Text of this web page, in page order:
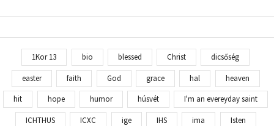
1Kor 13 bio blessed Christ dicsőség
easter faith God grace hal heaven
hit hope humor húsvét I'm an evereyday saint
ICHTHUS ICXC ige IHS ima Isten